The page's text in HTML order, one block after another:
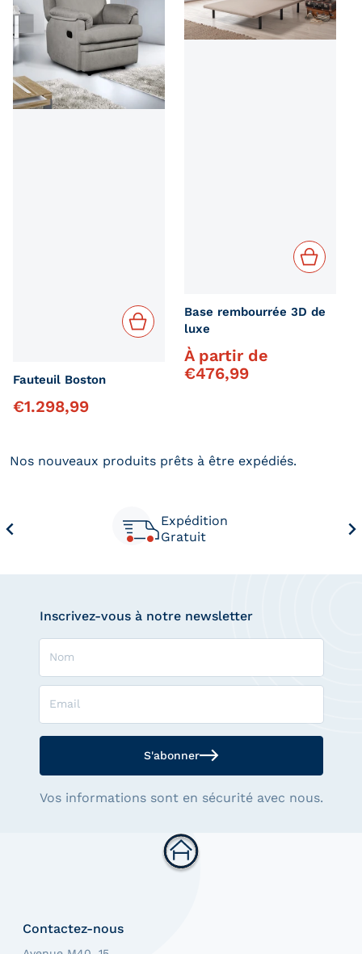
Fauteuil Boston
Prix régulier
€1.298,99
Base rembourrée 3D de
luxe
Prix régulier
À partir de
€476,99
Nos nouveaux produits prêts à être expédiés.
Expédition
Gratuit
Contactez-nous
Inscrivez-vous à notre newsletter
S'abonner
Vos informations sont en sécurité avec nous.